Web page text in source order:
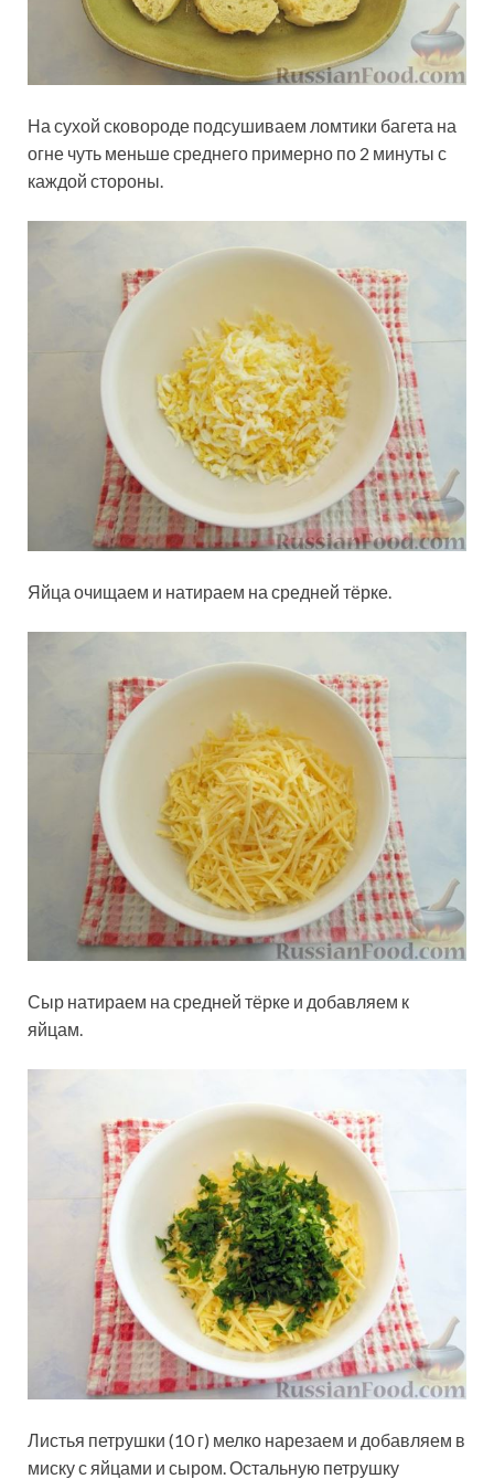
На сухой сковороде подсушиваем ломтики багета на
огне чуть меньше среднего примерно по 2 минуты с
каждой стороны.
Яйца очищаем и натираем на средней тёрке.
Сыр натираем на средней тёрке и добавляем к
яйцам.
Листья петрушки (10 г) мелко нарезаем и добавляем в
миску с яйцами и сыром. Остальную петрушку